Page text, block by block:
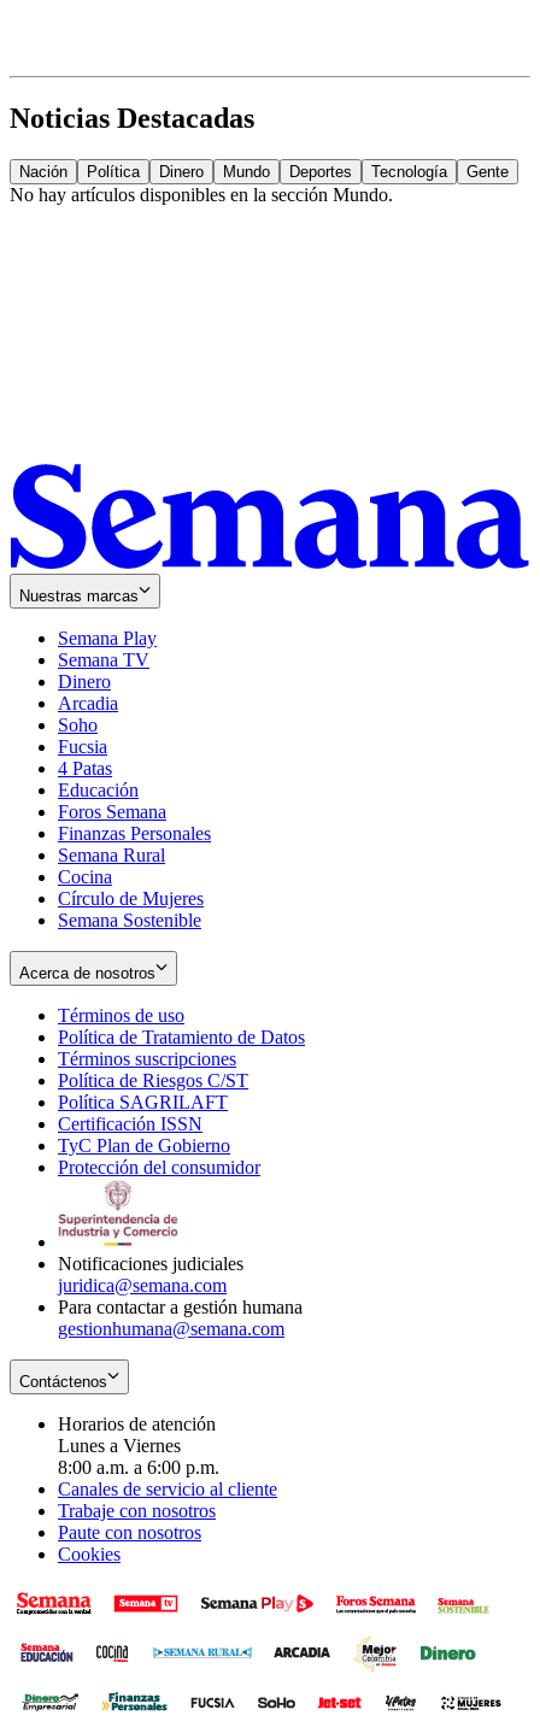
Noticias Destacadas
Nación Política Dinero Mundo Deportes Tecnología Gente
No hay artículos disponibles en la sección Mundo.
Nuestras marcas
Semana Play
Semana TV
Dinero
Arcadia
Soho
in
new
window
Fucsia
in
new
window
4 Patas
Educación
Foros Semana
Finanzas Personales
Semana Rural
Cocina
Círculo de Mujeres
Semana Sostenible
Acerca de nosotros
Términos de uso
in
new
window
Política de Tratamiento de Datos
Términos suscripciones
in
Política de Riesgos C/ST
Política SAGRILAFT
new
window
Certificación ISSN
in
new
TyC Plan de Gobierno
in
Protección del consumidorOpens
Notificaciones judiciales
juridica@semana.com
Para contactar a gestión humana
gestionhumana@semana.com
Contáctenos
Horarios de atención
Lunes a Viernes
8:00 a.m. a 6:00 p.m.
Canales de servicio al cliente
Trabaje con nosotros
Paute con nosotros
Cookies